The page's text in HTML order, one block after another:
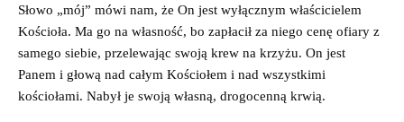
Słowo „mój” mówi nam, że On jest wyłącznym właścicielem
Kościoła. Ma go na własność, bo zapłacił za niego cenę ofiary z
samego siebie, przelewając swoją krew na krzyżu. On jest
Panem i głową nad całym Kościołem i nad wszystkimi
kościołami. Nabył je swoją własną, drogocenną krwią.